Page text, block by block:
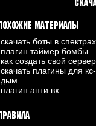
Похожие материалы
скачать боты в спектрах
плагин таймер бомбы
как создать свой
скачать плагины для
дым
плагин анти вх
Правила